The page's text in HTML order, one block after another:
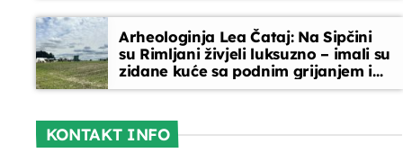
Arheologinja Lea Čataj: Na Sipčini
su Rimljani živjeli luksuzno – imali su
zidane kuće sa podnim grijanjem i
oslikanim zidovima
KONTAKT INFO